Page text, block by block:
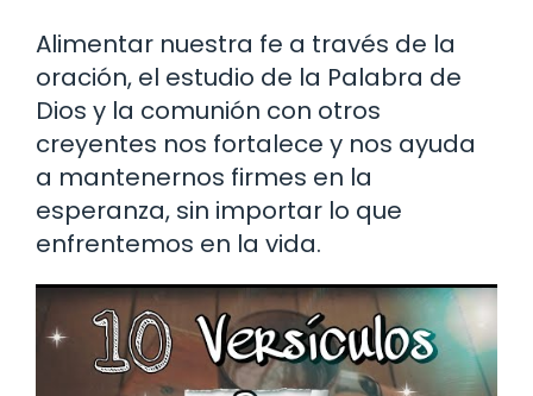
Alimentar nuestra fe a través de la
oración, el estudio de la Palabra de
Dios y la comunión con otros
creyentes nos fortalece y nos ayuda
a mantenernos firmes en la
esperanza, sin importar lo que
enfrentemos en la vida.